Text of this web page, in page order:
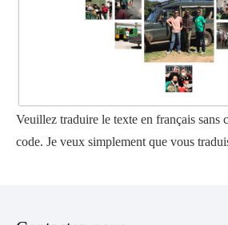
Veuillez traduire le texte en français sans
code. Je veux simplement que vous